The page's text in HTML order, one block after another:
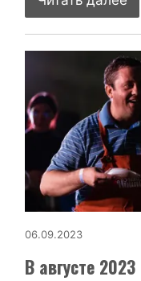
06.09.2023
В августе